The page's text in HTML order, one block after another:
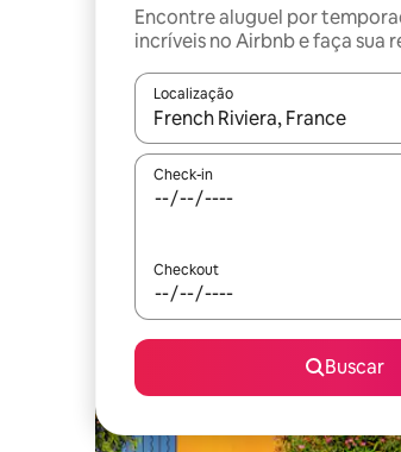
Encontre aluguel por
incríveis no Airbnb e faça sua
Localização
Quando os resultados
Check-in
Checkout
Buscar